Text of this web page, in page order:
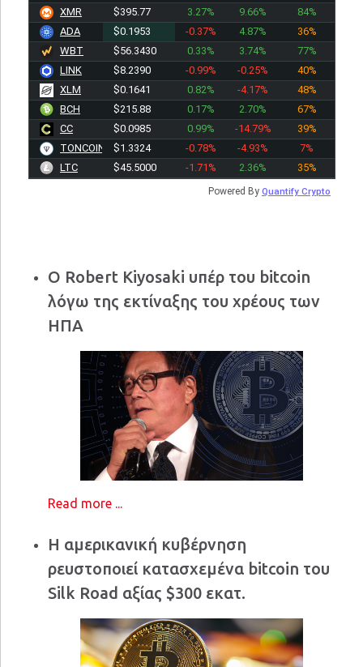
XMR
$395.77 3.27% 9.66%
84%
ADA
$0.1953 -0.37% 4.87%
36%
WBT
$56.3430 0.33% 3.74%
77%
LINK
$8.2390 -0.99% -0.25%
40%
XLM
$0.1641 0.82% -4.17%
48%
BCH
$215.88 0.17% 2.70%
67%
CC
$0.0985 0.99% -14.79%
39%
TONCOIN
$1.3324 -0.78% -4.93%
7%
LTC
$45.5000 -1.71% 2.36% 35%
Powered By Quantify Crypto
Ο Robert Kiyosaki υπέρ του bitcoin
λόγω της εκτίναξης του χρέους των
ΗΠΑ
Read more ...
Η αμερικανική κυβέρνηση
ρευστοποιεί κατασχεμένα bitcoin του
Silk Road αξίας $300 εκατ.